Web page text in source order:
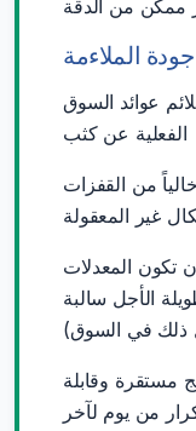
ممكن من الدقة
الملاءمة
عوائد السوق
الفعلية عن كثب
من القفزات
غير المعقولة
تكون المعدلات
الأجل سالبة
ذلك في السوق)
مستقرة وقابلة
من يوم لآخر